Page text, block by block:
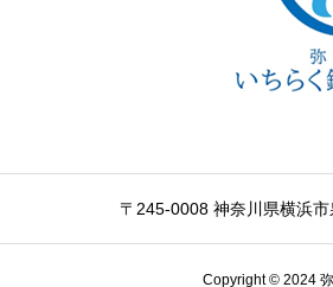
〒245-0008 神奈川県横浜
Copyright © 2024